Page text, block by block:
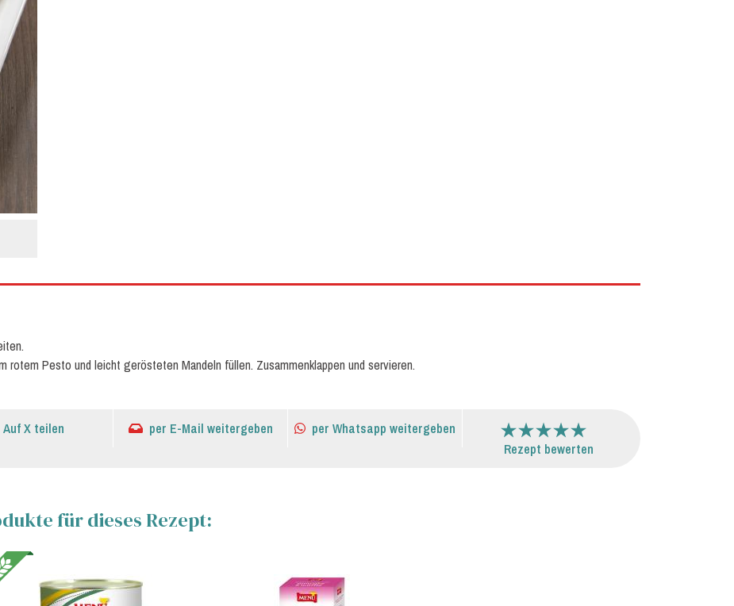
rotem Pesto und leicht gerösteten Mandeln füllen. Zusammenklappen und servieren.
Auf X teilen per E-Mail weitergeben
per Whatsapp weitergeben
Rezept bewerten
für dieses Rezept: